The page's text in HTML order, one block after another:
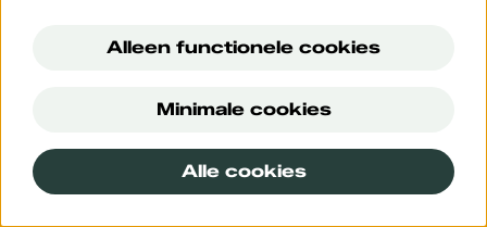
Alleen functionele cookies
Minimale cookies
Alle cookies